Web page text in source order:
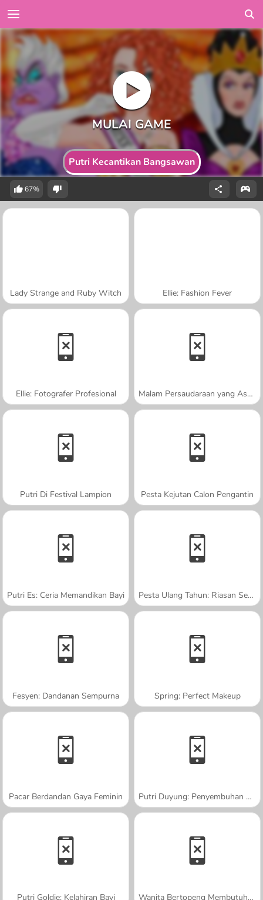
Putri Kecantikan Bangsawan
67%
Lady Strange and Ruby Witch Ellie: Fashion Fever
Ellie: Fotografer Profesional Malam Persaudaraan yang Asyik
Putri Di Festival Lampion Pesta Kejutan Calon Pengantin
Putri Es: Ceria Memandikan Bayi Pesta Ulang Tahun: Riasan Sempurna
Fesyen: Dandanan Sempurna Spring: Perfect Makeup
Pacar Berdandan Gaya Feminin Putri Duyung: Penyembuhan dan Spa
Putri Goldie: Kelahiran Bayi Wanita Bertopeng Membutuhkan Pertolongan